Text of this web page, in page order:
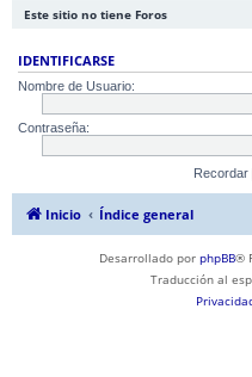
Este sitio no tiene Foros
IDENTIFICARSE
Nombre de Usuario:
Contraseña:
Recordar
Inicio Índice general
Desarrollado por phpBB®
Traducción al